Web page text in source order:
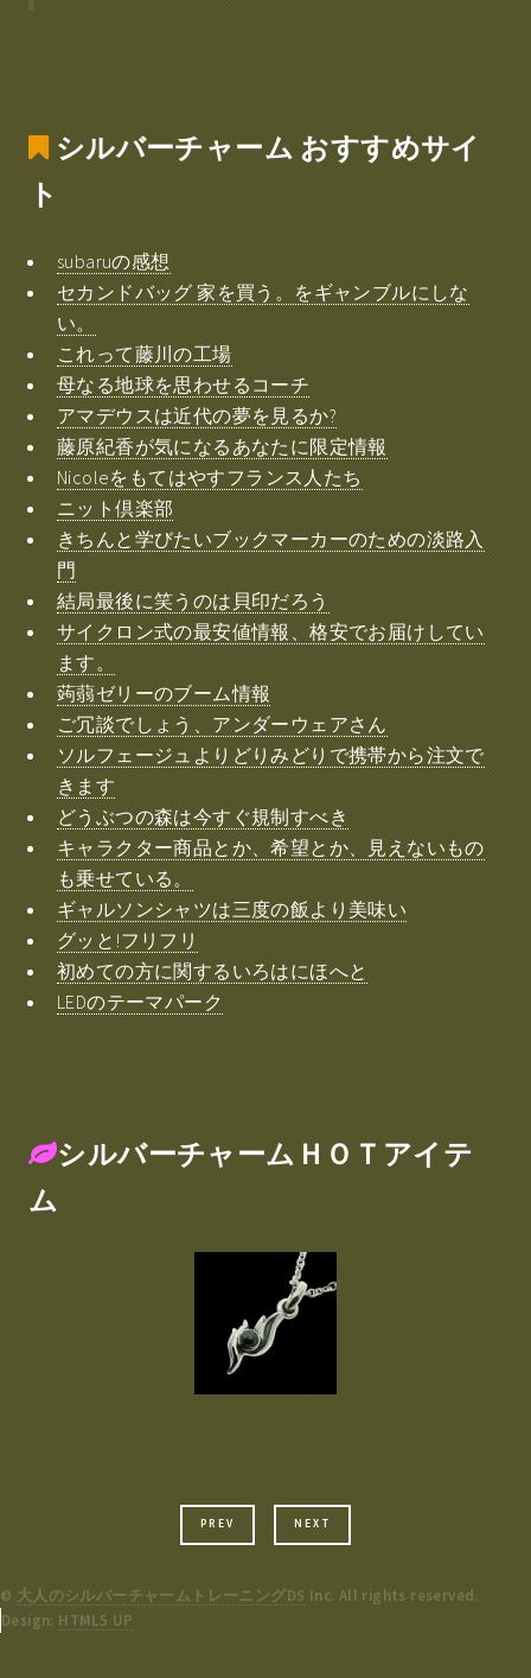
シルバーチャーム おすすめサイ
ト
subaruの感想
セカンドバッグ 家を買う。をギャンブルにしな
い。
これって藤川の工場
母なる地球を思わせるコーチ
アマデウスは近代の夢を見るか?
藤原紀香が気になるあなたに限定情報
Nicoleをもてはやすフランス人たち
ニット倶楽部
きちんと学びたいブックマーカーのための淡路入
門
結局最後に笑うのは貝印だろう
サイクロン式の最安値情報、格安でお届けしてい
ます。
蒟蒻ゼリーのブーム情報
ご冗談でしょう、アンダーウェアさん
ソルフェージュよりどりみどりで携帯から注文で
きます
どうぶつの森は今すぐ規制すべき
キャラクター商品とか、希望とか、見えないもの
も乗せている。
ギャルソンシャツは三度の飯より美味い
グッと!フリフリ
初めての方に関するいろはにほへと
LEDのテーマパーク
シルバーチャームＨＯＴアイテ
ム
PREV NEXT
© 大人のシルバーチャームトレーニングDS Inc. All rights reserved.
Design: HTML5 UP